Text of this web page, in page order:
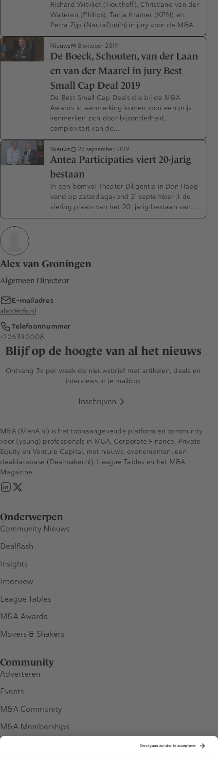
Richard Witvliet (Houthoff), Christiane van der
Wateren (Philips), Tanja Kramer (KPN) en
Petra Zijp (NautaDutilh) in jury voor de M&A…
Nieuws 8 oktober 2019
De Boeck, Schouten, van der Laan
en van der Maarel in jury Best
Small Cap Deal 2019
De Best Small Cap Deals die bij de M&A
Awards in aanmerking komen voor een prijs
kenmerken zich door bijzonderheid,
complexiteit van de…
Nieuws 23 september 2019
Antea Participaties viert 20-jarig
bestaan
In een bomvol Theater Diligentia in Den Haag
vond op zaterdagavond 21 september jl. de
viering plaats van het 20-jarig bestaan van…
Alex van Groningen
Algemeen Directeur
E-mailadres
alex@cfo.nl
Telefoonnummer
+206390008
Blijf op de hoogte van al het nieuws
Ontvang 3x per week de nieuwsbrief met artikelen, deals en
interviews in je mailbox
Inschrijven
Onderwerpen
Community Nieuws
Dealflash
Insights
Interview
League Tables
M&A Awards
Movers & Shakers
Community
Adverteren
Events
M&A Community
M&A Memberships
M&A (MenA.nl) is het toonaangevende platform en community
voor (young) professionals in M&A, Corporate Finance, Private
Equity en Venture Capital, met nieuws, evenementen, een
dealdatabase (Dealmaker.nl), League Tables en het M&A
Magazine.